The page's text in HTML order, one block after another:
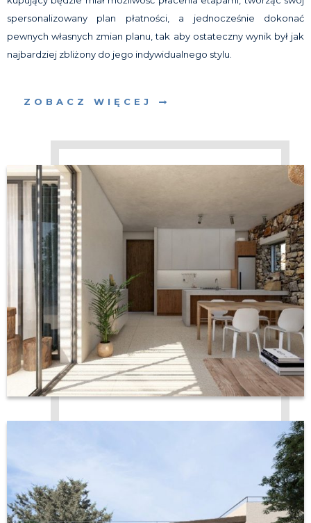
spersonalizowany plan płatności, a jednocześnie dokonać
pewnych własnych zmian planu, tak aby ostateczny wynik był jak
najbardziej zbliżony do jego indywidualnego stylu.
ZOBACZ WIĘCEJ